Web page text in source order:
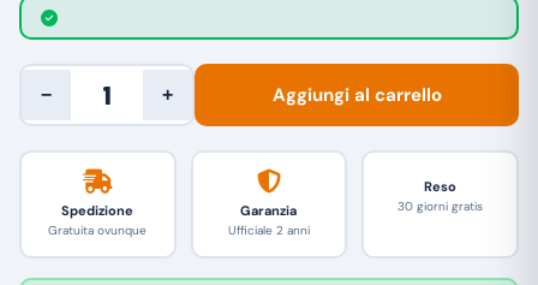
− + Aggiungi al carrello
Spedizione
Gratuita ovunque
Garanzia
Ufficiale 2 anni
Reso
30 giorni gratis